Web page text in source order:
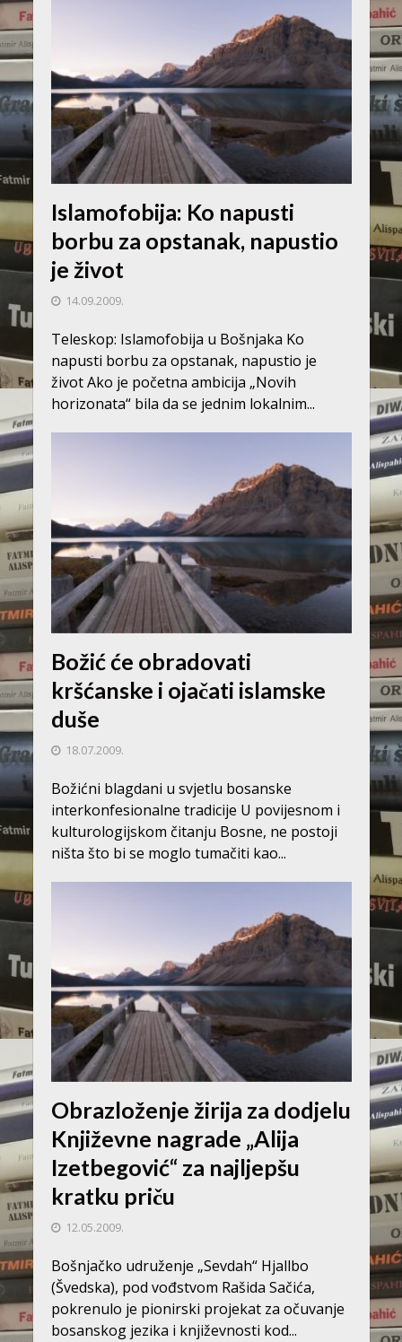
Islamofobija: Ko napusti
borbu za opstanak, napustio
je život
14.09.2009.
Teleskop: Islamofobija u Bošnjaka Ko
napusti borbu za opstanak, napustio je
život Ako je početna ambicija „Novih
horizonata“ bila da se jednim lokalnim...
Božić će obradovati
kršćanske i ojačati islamske
duše
18.07.2009.
Božićni blagdani u svjetlu bosanske
interkonfesionalne tradicije U povijesnom i
kulturologijskom čitanju Bosne, ne postoji
ništa što bi se moglo tumačiti kao...
Obrazloženje žirija za dodjelu
Književne nagrade „Alija
Izetbegović“ za najljepšu
kratku priču
12.05.2009.
Bošnjačko udruženje „Sevdah“ Hjallbo
(Švedska), pod vođstvom Rašida Sačića,
pokrenulo je pionirski projekat za očuvanje
bosanskog jezika i književnosti kod...